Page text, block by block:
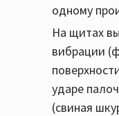
одному
На щитах
вибрации
ударе
(свиная